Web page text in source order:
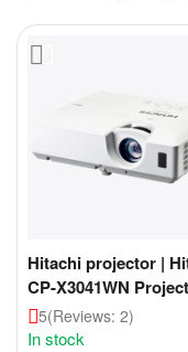
Hitachi projector |
CP-X3041WN
5(Reviews: 2)
In stock